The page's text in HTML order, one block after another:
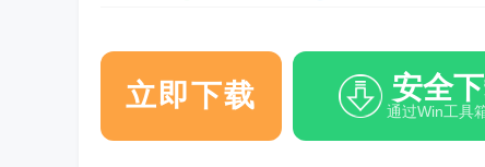
立即下载 安全
通过Win工具